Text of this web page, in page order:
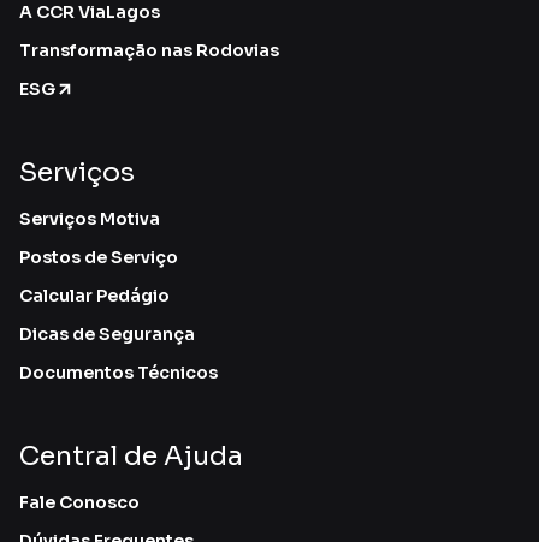
A CCR ViaLagos
Transformação nas Rodovias
ESG
Serviços
Serviços Motiva
Postos de Serviço
Calcular Pedágio
Dicas de Segurança
Documentos Técnicos
Central de Ajuda
Fale Conosco